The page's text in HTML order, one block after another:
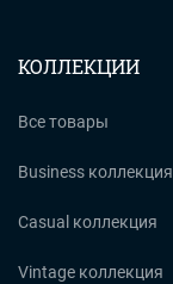
КОЛЛЕКЦИИ
Все товары
Business коллекция
Casual коллекция
Vintage коллекция